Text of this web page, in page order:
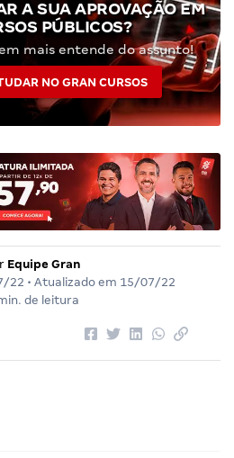
A SUA APROVAÇÃO EM
PÚBLICOS?
mais entende do assunto!
NO GRAN CURSOS
Equipe Gran
22 • Atualizado em 15/07/22
de leitura